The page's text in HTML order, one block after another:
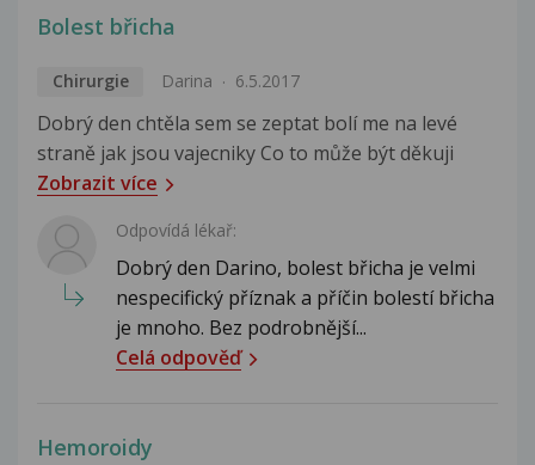
Bolest břicha
Chirurgie Darina 6.5.2017
Dobrý den chtěla sem se zeptat bolí me na levé
straně jak jsou vajecniky Co to může být děkuji
Zobrazit více
Odpovídá lékař:
Dobrý den Darino, bolest břicha je velmi
nespecifický příznak a příčin bolestí břicha
je mnoho. Bez podrobnější...
Celá odpověď
Hemoroidy